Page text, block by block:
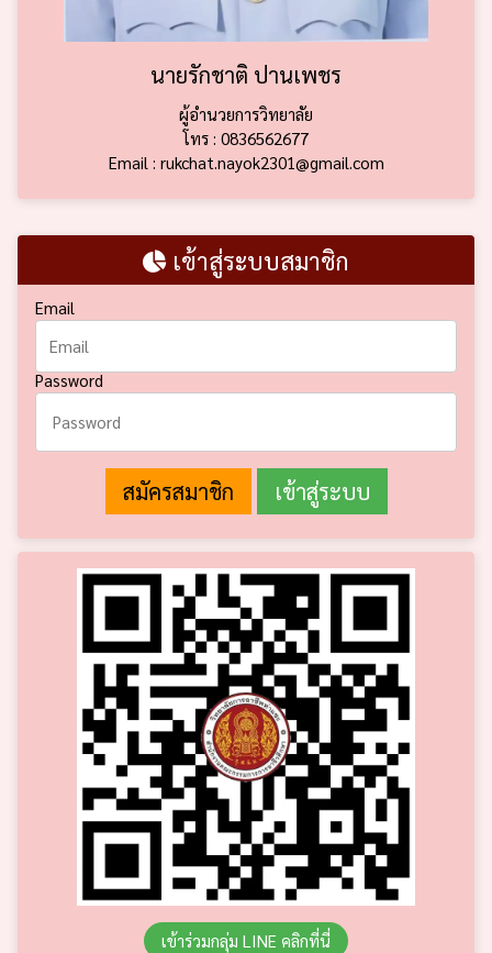
นายรักชาติ ปานเพชร
ผู้อำนวยการวิทยาลัย
โทร : 0836562677
Email : rukchat.nayok2301@gmail.com
เข้าสู่ระบบสมาชิก
Email
Password
สมัครสมาชิก
เข้าร่วมกลุ่ม LINE คลิกที่นี่